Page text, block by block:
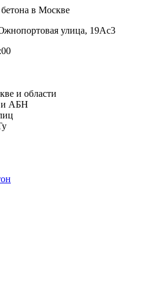
в Москве
улица, 19Ас3
и области
и АБН